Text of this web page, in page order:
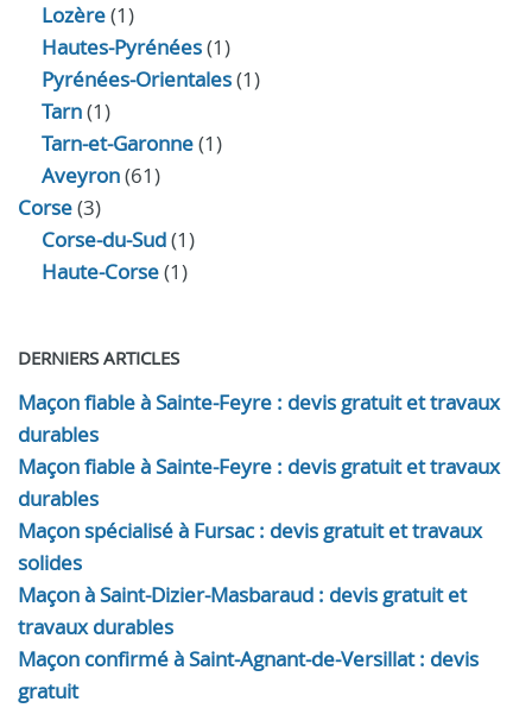
Lozère(1)
Hautes-Pyrénées(1)
Pyrénées-Orientales(1)
Tarn(1)
Tarn-et-Garonne(1)
Aveyron(61)
Corse(3)
Corse-du-Sud(1)
Haute-Corse(1)
DERNIERS ARTICLES
Maçon fiable à Sainte-Feyre : devis gratuit et travaux
durables
Maçon fiable à Sainte-Feyre : devis gratuit et travaux
durables
Maçon spécialisé à Fursac : devis gratuit et travaux
solides
Maçon à Saint-Dizier-Masbaraud : devis gratuit et
travaux durables
Maçon confirmé à Saint-Agnant-de-Versillat : devis
gratuit